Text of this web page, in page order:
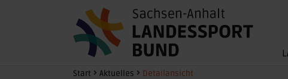
Zum Hauptinhalt springen
Sie sind hier:
Start Aktuelles Detailansicht